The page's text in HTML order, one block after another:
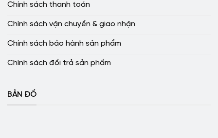
Chính sách thanh toán
Chính sách vận chuyển & giao nhận
Chính sách bảo hành sản phẩm
Chính sách đổi trả sản phẩm
BẢN ĐỒ